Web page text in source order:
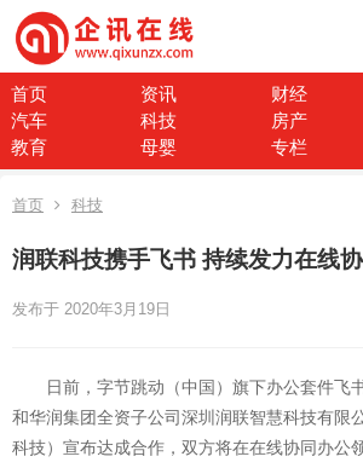
首页 资讯 财经
汽车
科技 房产
教育
母婴 专栏
首页 科技
润联科技携手飞书 持续发力在线
发布于 2020年3月19日
日前，字节跳动（中国）旗下办公套件飞
和华润集团全资子公司深圳润联智慧科技有限
科技）宣布达成合作，双方将在在线协同办公